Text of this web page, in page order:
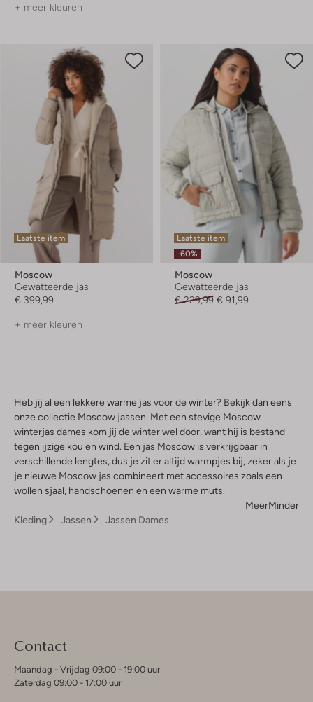
+ meer kleuren
Laatste item
Moscow
Gewatteerde jas
€ 399,99
+ meer kleuren
Laatste item
-60%
Moscow
Gewatteerde jas
€ 229,99 € 91,99
Heb jij al een lekkere warme jas voor de winter? Bekijk dan eens
onze collectie Moscow jassen. Met een stevige Moscow
winterjas dames kom jij de winter wel door, want hij is bestand
tegen ijzige kou en wind. Een jas Moscow is verkrijgbaar in
verschillende lengtes, dus je zit er altijd warmpjes bij, zeker als je
je nieuwe Moscow jas combineert met accessoires zoals een
wollen sjaal, handschoenen en een warme muts.
MeerMinder
Kleding
Jassen Jassen Dames
Contact
Maandag - Vrijdag 09:00 - 19:00 uur
Zaterdag 09:00 - 17:00 uur